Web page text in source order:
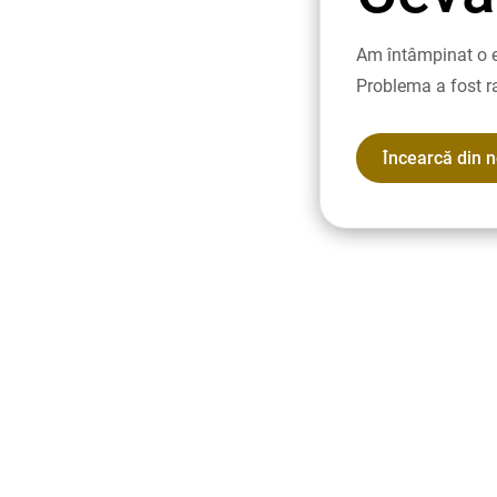
Am întâmpinat o
Problema a fost
Încearcă din